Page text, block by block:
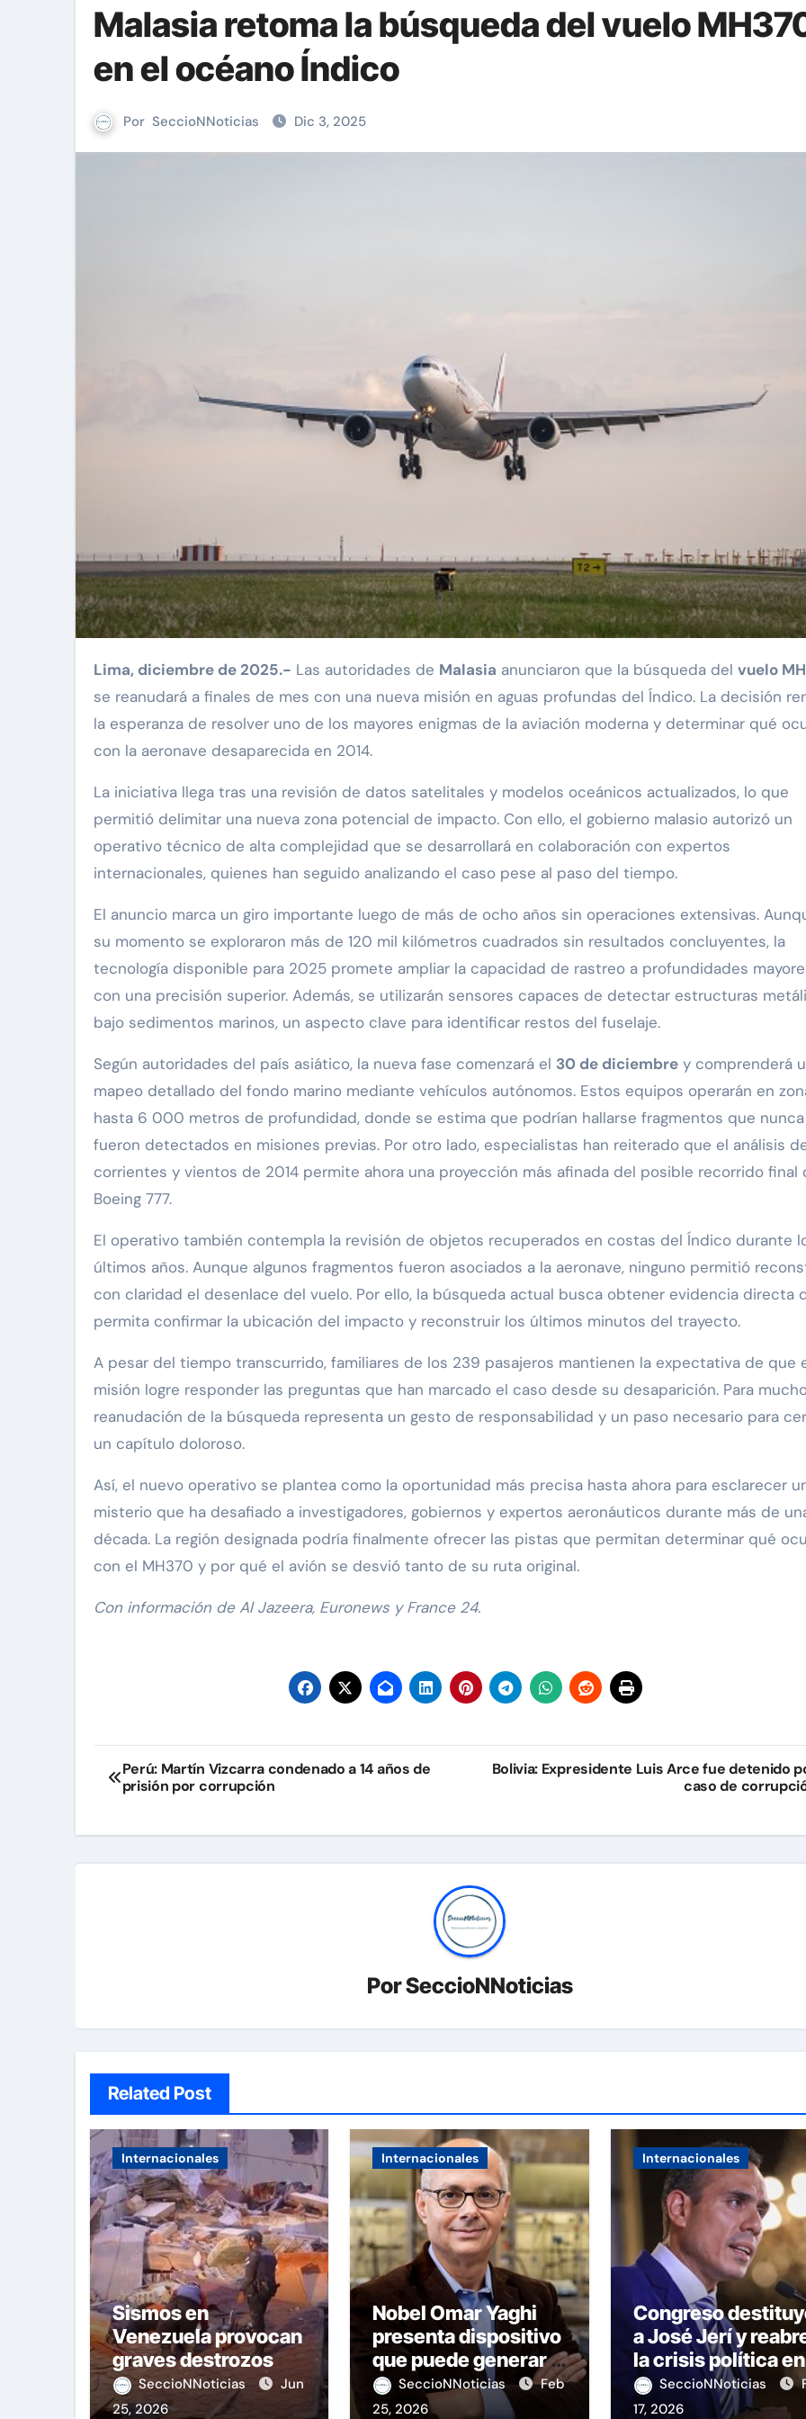
Malasia retoma la búsqueda del vuelo
en el océano Índico
Por SeccioNNoticias Dic 3, 2025
Lima, diciembre de 2025.- Las autoridades de Malasia anunciaron que la búsqueda del vuelo
se reanudará a finales de mes con una nueva misión en aguas profundas del Índico. La decisión
la esperanza de resolver uno de los mayores enigmas de la aviación moderna y determinar qué
con la aeronave desaparecida en 2014.
La iniciativa llega tras una revisión de datos satelitales y modelos oceánicos actualizados, lo que
permitió delimitar una nueva zona potencial de impacto. Con ello, el gobierno malasio autorizó un
operativo técnico de alta complejidad que se desarrollará en colaboración con expertos
internacionales, quienes han seguido analizando el caso pese al paso del tiempo.
El anuncio marca un giro importante luego de más de ocho años sin operaciones extensivas.
su momento se exploraron más de 120 mil kilómetros cuadrados sin resultados concluyentes, la
tecnología disponible para 2025 promete ampliar la capacidad de rastreo a profundidades
con una precisión superior. Además, se utilizarán sensores capaces de detectar estructuras
bajo sedimentos marinos, un aspecto clave para identificar restos del fuselaje.
Según autoridades del país asiático, la nueva fase comenzará el 30 de diciembre y comprenderá
mapeo detallado del fondo marino mediante vehículos autónomos. Estos equipos operarán en
hasta 6 000 metros de profundidad, donde se estima que podrían hallarse fragmentos que nunca
fueron detectados en misiones previas. Por otro lado, especialistas han reiterado que el análisis
corrientes y vientos de 2014 permite ahora una proyección más afinada del posible recorrido final
Boeing 777.
El operativo también contempla la revisión de objetos recuperados en costas del Índico durante
últimos años. Aunque algunos fragmentos fueron asociados a la aeronave, ninguno permitió
con claridad el desenlace del vuelo. Por ello, la búsqueda actual busca obtener evidencia directa
permita confirmar la ubicación del impacto y reconstruir los últimos minutos del trayecto.
A pesar del tiempo transcurrido, familiares de los 239 pasajeros mantienen la expectativa de que
misión logre responder las preguntas que han marcado el caso desde su desaparición. Para
reanudación de la búsqueda representa un gesto de responsabilidad y un paso necesario para
un capítulo doloroso.
Así, el nuevo operativo se plantea como la oportunidad más precisa hasta ahora para esclarecer
misterio que ha desafiado a investigadores, gobiernos y expertos aeronáuticos durante más de
década. La región designada podría finalmente ofrecer las pistas que permitan determinar qué
con el MH370 y por qué el avión se desvió tanto de su ruta original.
Con información de Al Jazeera, Euronews y France 24.
Navegación
de
entradas
Perú: Martín Vizcarra condenado a 14 años de
prisión por corrupción
Bolivia: Expresidente Luis Arce fue detenido
caso de
PorSeccioNNoticias
Related Post
Internacionales
Sismos en
Venezuela provocan
graves destrozos
SeccioNNoticias
Jun
25, 2026
Internacionales
Nobel Omar Yaghi
presenta dispositivo
que puede generar 1
000 litros de agua
potable al día
SeccioNNoticias
Feb
25, 2026
Internacionales
Congreso
a José Jerí y
la crisis política en
PerúSeccioNNoticias
17, 2026